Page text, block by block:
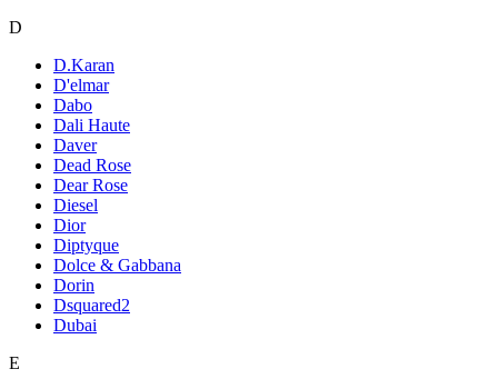
D
D.Karan
D'elmar
Dabo
Dali Haute
Daver
Dead Rose
Dear Rose
Diesel
Dior
Diptyque
Dolce & Gabbana
Dorin
Dsquared2
Dubai
E